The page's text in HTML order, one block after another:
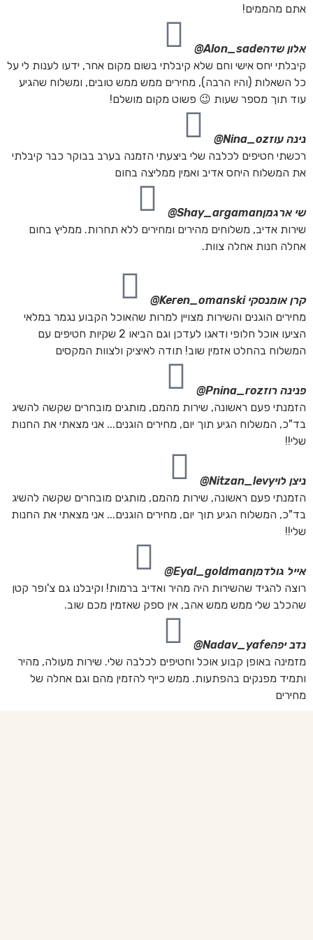
אתם מהממים!
אלון שדהAlon_sade@
קיבלתי יחס אישי וחם שלא קיבלתי בשום מקום אחר, ידעו לענות לי על
כל השאלות (והיו הרבה), מחירים ממש ממש טובים, ומשלוח שהגיע
עוד תוך מספר שעות 😉 פשוט מקום מושלם!
נינה עוזNina_oz@
רכשתי חטיפים לכלבה שלי ביצעתי הזמנה בערב בבוקר כבר קיבלתי
את המשלוח היחס אדיב ואמין ממליצה בחום
שי ארגמןShay_argaman@
שירות אדיב, משלוחים מהירים ומחירים ללא תחרות. ממליץ בחום
אחלה חנות אחלה צוות.
קרן אומנסקיKeren_omanski@
מחירים הוגנים והשירות מצויין למרות שהאוכל הקבוע נגמר במלאי
הציעו אוכל חלופי ודאגו לעדכן וגם הביאו 2 שקיות חטיפים עם
המשלוח בהחלט אזמין שוב! תודה לאיציק ולצוות המקסים
פנינה רוזPnina_roz@
הזמנתי פעם ראשונה, שירות מהמם, מותגים מובחרים שקשה להשיג
בד"כ, המשלוח הגיע תוך יום, מחירים הוגנים... אני מצאתי את החנות
שלי!!
ניצן לויNitzan_levy@
הזמנתי פעם ראשונה, שירות מהמם, מותגים מובחרים שקשה להשיג
בד"כ, המשלוח הגיע תוך יום, מחירים הוגנים... אני מצאתי את החנות
שלי!!
אייל גולדמןEyal_goldman@
רוצה להגיד שהשירות היה מהיר ואדיב ברמות! וקיבלנו גם צ'ופר קטן
שהכלב שלי ממש ממש אהב, אין ספק שאזמין מכם שוב.
נדב יפהNadav_yafe@
מזמינה באופן קבוע אוכל וחטיפים לכלבה שלי. שירות מעולה, מהיר
ותמיד מפנקים בהפתעות. ממש כייף להזמין מהם וגם אחלה של
מחירים